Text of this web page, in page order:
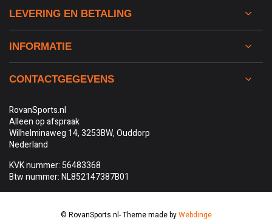
LEVERING EN BETALING
INFORMATIE
CONTACTGEGEVENS
RovanSports.nl
Alleen op afspraak
Wilhelminaweg 14, 3253BW, Ouddorp
Nederland
KVK nummer: 56483368
Btw nummer: NL852147387B01
© RovanSports.nl- Theme made byWebdinge